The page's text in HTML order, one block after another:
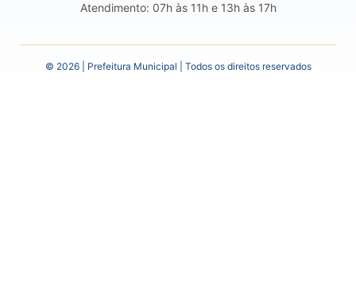
Atendimento: 07h às 11h e 13h às 17h
© 2026 | Prefeitura Municipal | Todos os direitos reservados